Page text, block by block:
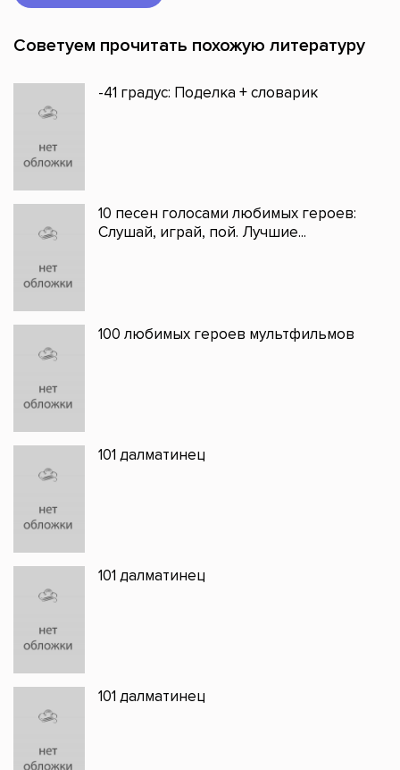
Советуем прочитать похожую литературу
-41 градус: Поделка + словарик
10 песен голосами любимых героев:
Слушай, играй, пой. Лучшие...
100 любимых героев мультфильмов
101 далматинец
101 далматинец
101 далматинец